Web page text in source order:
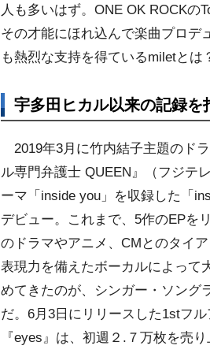
人も多いはず。ONE OK ROCKの
その才能にほれ込んで楽曲プロデ
も熱烈な支持を得ているmiletとは
宇多田ヒカル以来の記録
2019年3月に竹内結子主題のド
ル専門弁護士 QUEEN』（フジテ
ーマ「inside you」を収録した「
デビュー。これまで、5作のEPを
のドラマやアニメ、CMとのタイ
表現力を備えたボーカルによって
めてきたのが、シンガー・ソング
だ。6月3日にリリースした1stフ
『eyes』は、初週２.７万枚を売